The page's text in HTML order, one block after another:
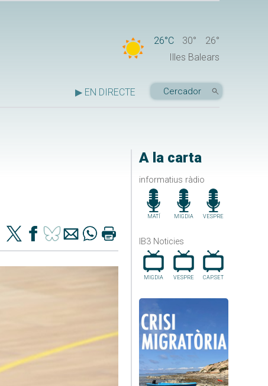
26°C 30°
26°
Illes Balears
▶ EN DIRECTE
A la carta
informatius ràdio
MATÍ MIGDIA VESPRE
IB3 Noticies
MIGDIA VESPRE CAP.SET